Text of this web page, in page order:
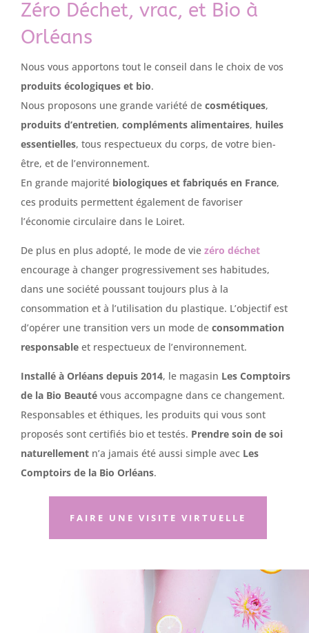
Zéro Déchet, vrac, et Bio à
Orléans
Nous vous apportons tout le conseil dans le choix de vos
produits écologiques et bio.
Nous proposons une grande variété de cosmétiques,
produits d’entretien, compléments alimentaires, huiles
essentielles, tous respectueux du corps, de votre bien-
être, et de l’environnement.
En grande majorité biologiques et fabriqués en France,
ces produits permettent également de favoriser
l’économie circulaire dans le Loiret.
De plus en plus adopté, le mode de vie zéro déchet
encourage à changer progressivement ses habitudes,
dans une société poussant toujours plus à la
consommation et à l’utilisation du plastique. L’objectif est
d’opérer une transition vers un mode de consommation
responsable et respectueux de l’environnement.
Installé à Orléans depuis 2014, le magasin Les Comptoirs
de la Bio Beauté vous accompagne dans ce changement.
Responsables et éthiques, les produits qui vous sont
proposés sont certifiés bio et testés. Prendre soin de soi
naturellement n’a jamais été aussi simple avec Les
Comptoirs de la Bio Orléans.
FAIRE UNE VISITE VIRTUELLE